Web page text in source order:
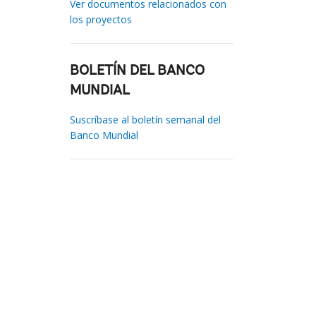
Ver documentos relacionados con
los proyectos
BOLETÍN DEL BANCO
MUNDIAL
Suscríbase al boletín semanal del
Banco Mundial